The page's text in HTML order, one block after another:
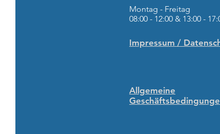
Montag - Freitag
08:00 - 12:00 & 13:00 -
Impressum /
Allgemeine